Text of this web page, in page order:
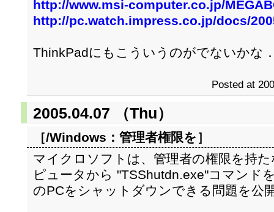
http://www.msi-computer.co.jp/
http://pc.watch.impress.co.jp/docs/
ThinkPadにもこういうのがでないかな
Posted at
2005.04.07 （Thu）
［/Windows： 管理者権限を ］
マイクロソフトは、管理者の権限を持
ピュータから "TSShutdn.exe"コマンド
のPCをシャットダウンできる問題を公